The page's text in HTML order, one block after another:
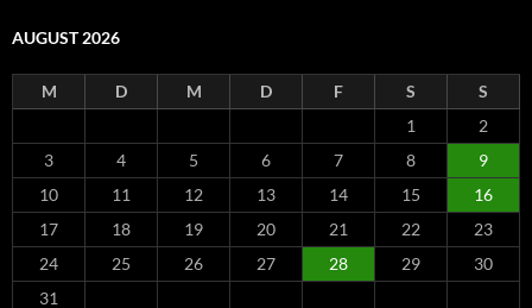
AUGUST 2026
M D M D F S
S
1
2
3
4 5 6 7 8
9
10
11 12 13 14 15
16
17
18 19 20 21 22
23
24
25 26 27 28 29
30
31